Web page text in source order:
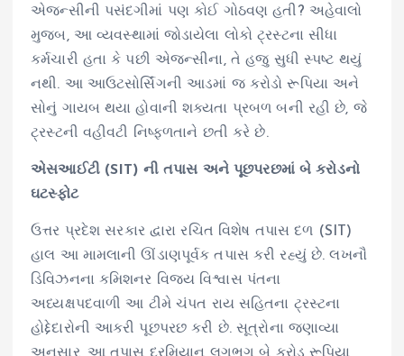
એજન્સીની પસંદગીમાં પણ કોઈ ગોઠવણ હતી? અહેવાલો
મુજબ, આ વ્યવસ્થામાં જોડાયેલા લોકો ટ્રસ્ટના સીધા
કર્મચારી હતા કે પછી એજન્સીના, તે હજુ સુધી સ્પષ્ટ થયું
નથી. આ આઉટસોર્સિંગની આડમાં જ કરોડો રૂપિયા અને
સોનું ગાયબ થયા હોવાની શક્યતા પ્રબળ બની રહી છે, જે
ટ્રસ્ટની વહીવટી નિષ્ફળતાને છતી કરે છે.
એસઆઈટી (SIT) ની તપાસ અને પૂછપરછમાં બે કરોડનો
ઘટસ્ફોટ
ઉત્તર પ્રદેશ સરકાર દ્વારા રચિત વિશેષ તપાસ દળ (SIT)
હાલ આ મામલાની ઊંડાણપૂર્વક તપાસ કરી રહ્યું છે. લખનૌ
ડિવિઝનના કમિશનર વિજય વિશ્વાસ પંતના
અધ્યક્ષપદવાળી આ ટીમે ચંપત રાય સહિતના ટ્રસ્ટના
હોદ્દેદારોની આકરી પૂછપરછ કરી છે. સૂત્રોના જણાવ્યા